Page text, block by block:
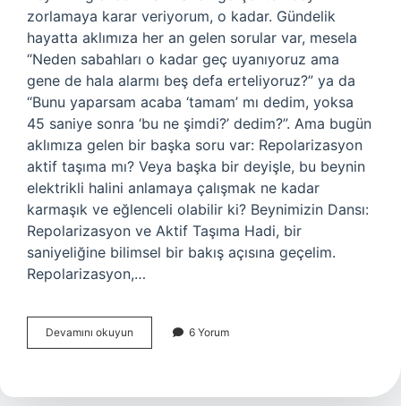
zorlamaya karar veriyorum, o kadar. Gündelik
hayatta aklımıza her an gelen sorular var, mesela
“Neden sabahları o kadar geç uyanıyoruz ama
gene de hala alarmı beş defa erteliyoruz?” ya da
“Bunu yaparsam acaba ‘tamam’ mı dedim, yoksa
45 saniye sonra ‘bu ne şimdi?’ dedim?”. Ama bugün
aklımıza gelen bir başka soru var: Repolarizasyon
aktif taşıma mı? Veya başka bir deyişle, bu beynin
elektrikli halini anlamaya çalışmak ne kadar
karmaşık ve eğlenceli olabilir ki? Beynimizin Dansı:
Repolarizasyon ve Aktif Taşıma Hadi, bir
saniyeliğine bilimsel bir bakış açısına geçelim.
Repolarizasyon,…
Devamını okuyun Repolarizasyon
aktif
?
6 Yorum